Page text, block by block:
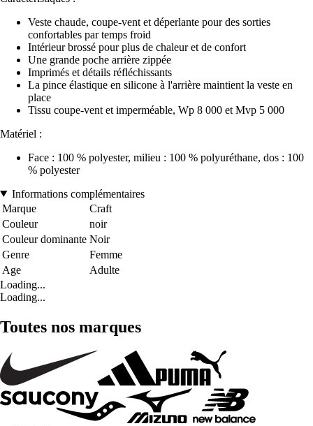
Veste chaude, coupe-vent et déperlante pour des sorties
confortables par temps froid
Intérieur brossé pour plus de chaleur et de confort
Une grande poche arrière zippée
Imprimés et détails réfléchissants
La pince élastique en silicone à l'arrière maintient la veste en
place
Tissu coupe-vent et imperméable, Wp 8 000 et Mvp 5 000
Matériel :
Face : 100 % polyester, milieu : 100 % polyuréthane, dos : 100
% polyester
Informations complémentaires
Marque
Craft
Couleur
noir
Couleur dominante Noir
Genre
Femme
Age
Adulte
Loading...
Loading...
Toutes nos marques